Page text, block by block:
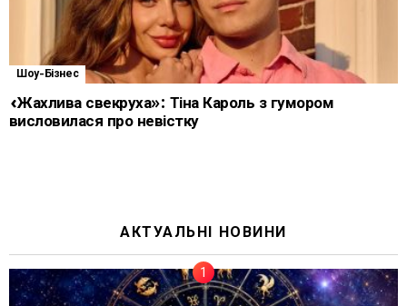
Шоу-Бізнес
«Жахлива свекруха»: Тіна Кароль з гумором
висловилася про невістку
АКТУАЛЬНІ НОВИНИ